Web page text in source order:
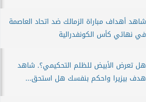
شاهد أهداف مباراة الزمالك ضد اتحاد العاصمة
في نهائي كأس الكونفدرالية
هل تعرض الأبيض للظلم التحكيمي؟. شاهد
هدف بيزيرا واحكم بنفسك هل استحق...